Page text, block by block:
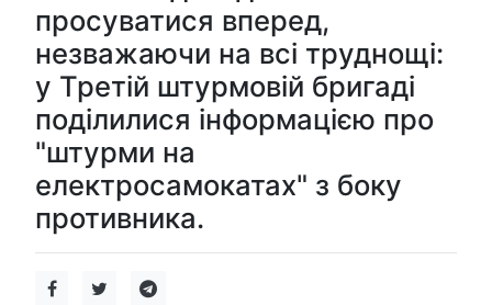
просуватися вперед,
незважаючи на всі труднощі:
у Третій штурмовій бригаді
поділилися інформацією про
"штурми на
електросамокатах" з боку
противника.